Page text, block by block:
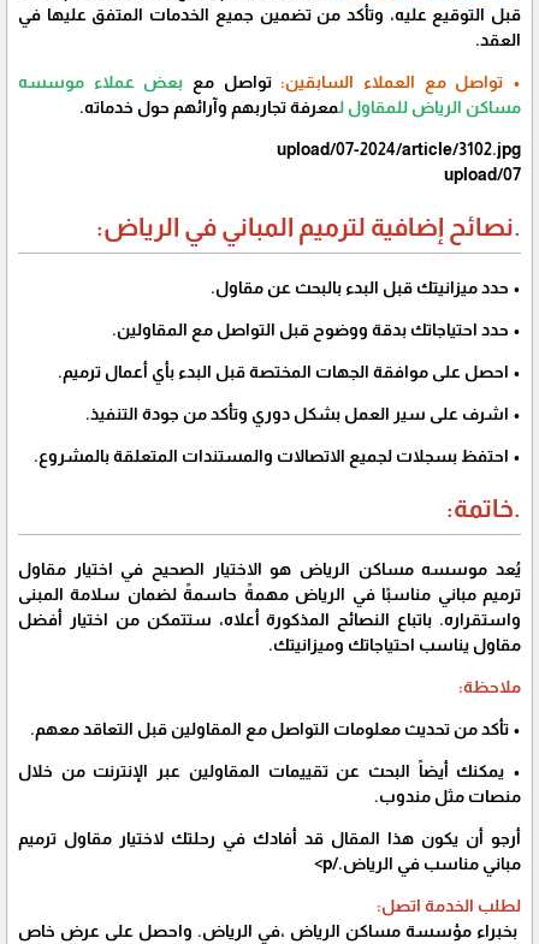
قبل التوقيع عليه، وتأكد من تضمين جميع الخدمات المتفق عليها في
العقد.
• تواصل مع العملاء السابقين: تواصل مع بعض عملاء موسسه
مساكن الرياض للمقاول لمعرفة تجاربهم وآرائهم حول خدماته.
upload/07-2024/article/3102.jpg
upload/07
.نصائح إضافية لترميم المباني في الرياض:
• حدد ميزانيتك قبل البدء بالبحث عن مقاول.
• حدد احتياجاتك بدقة ووضوح قبل التواصل مع المقاولين.
• احصل على موافقة الجهات المختصة قبل البدء بأي أعمال ترميم.
• اشرف على سير العمل بشكل دوري وتأكد من جودة التنفيذ.
• احتفظ بسجلات لجميع الاتصالات والمستندات المتعلقة بالمشروع.
.خاتمة:
يُعد موسسه مساكن الرياض هو الاختيار الصحيح في اختيار مقاول
ترميم مباني مناسبًا في الرياض مهمةً حاسمةً لضمان سلامة المبنى
واستقراره. باتباع النصائح المذكورة أعلاه، ستتمكن من اختيار أفضل
مقاول يناسب احتياجاتك وميزانيتك.
ملاحظة:
• تأكد من تحديث معلومات التواصل مع المقاولين قبل التعاقد معهم.
• يمكنك أيضاً البحث عن تقييمات المقاولين عبر الإنترنت من خلال
منصات مثل مندوب.
أرجو أن يكون هذا المقال قد أفادك في رحلتك لاختيار مقاول ترميم
مباني مناسب في الرياض./p>
لطلب الخدمة اتصل:
بخبراء مؤسسة مساكن الرياض ،في الرياض. واحصل على عرض خاص